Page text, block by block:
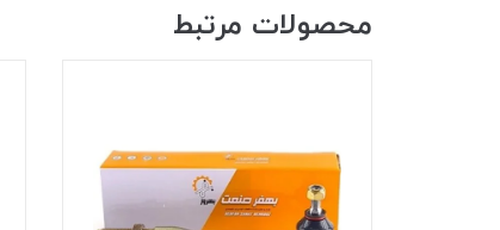
محصولات مرتبط